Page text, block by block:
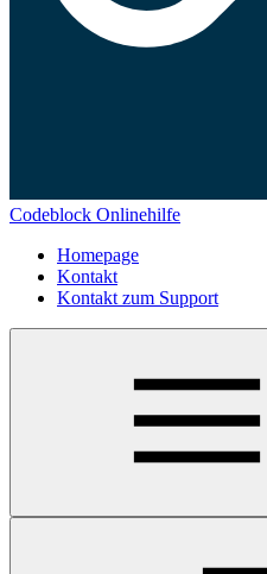
Codeblock Onlinehilfe
Homepage
Kontakt
Kontakt zum Support